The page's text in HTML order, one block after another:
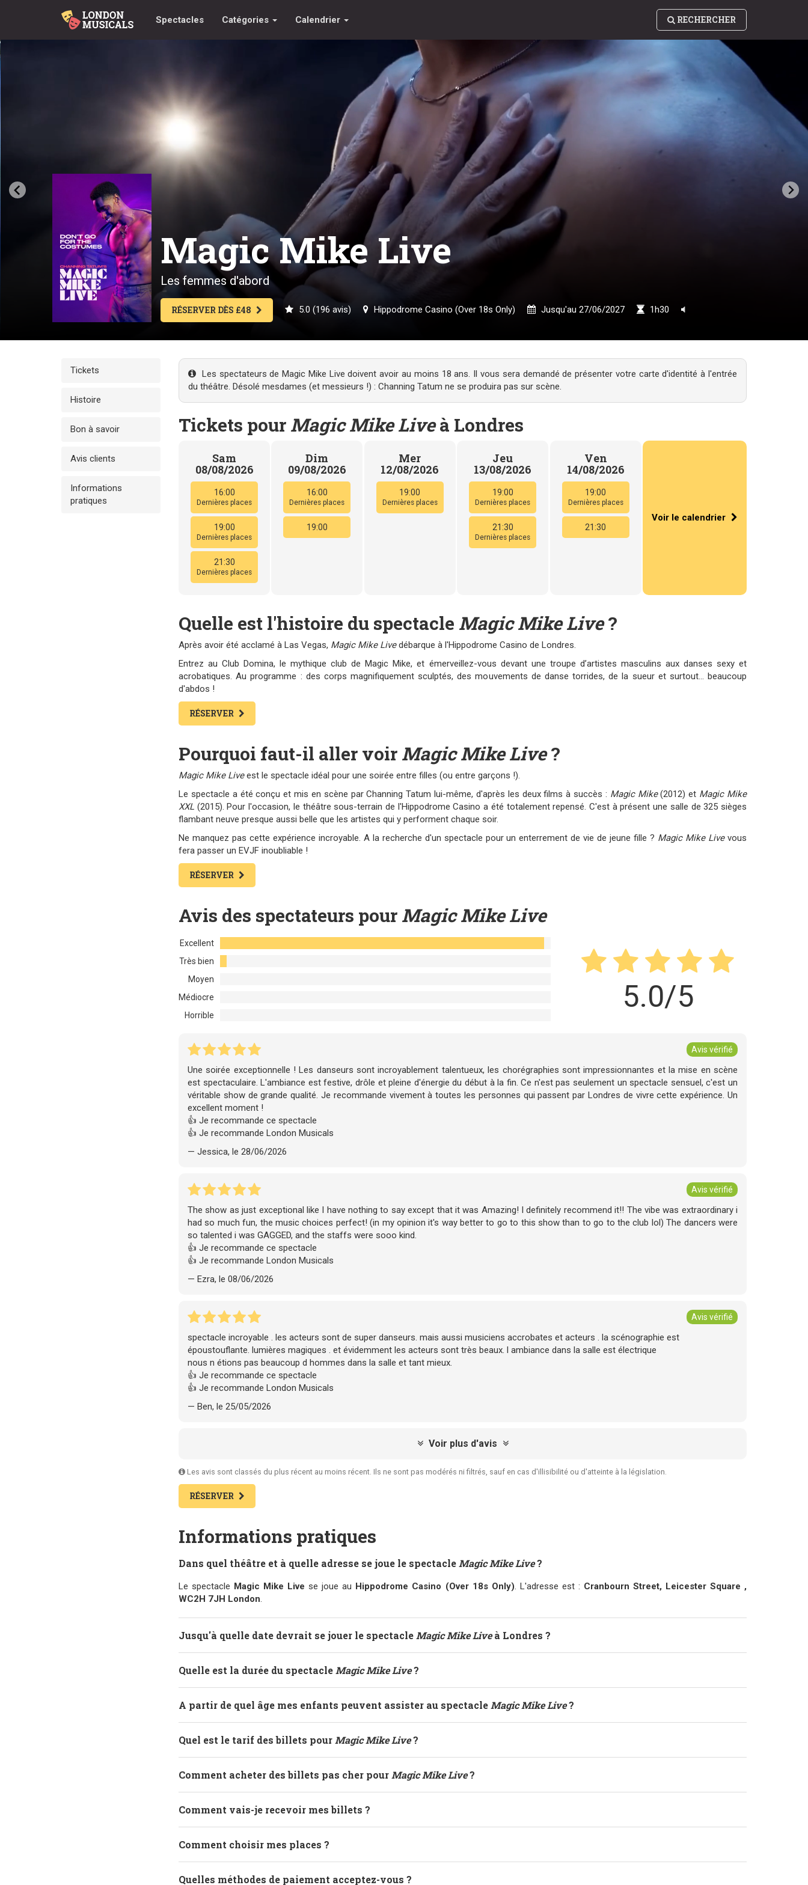
Spectacles Catégories Calendrier RECHERCHER
Magic Mike Live
Les femmes d'abord
RÉSERVER DÈS £48 5.0 (196 avis) Hippodrome Casino (Over 18s Only) Jusqu'au 27/06/2027 1h30
Tickets
Histoire
Bon à savoir
Avis clients
Informations
pratiques
Les spectateurs de Magic Mike Live doivent avoir au moins 18 ans. Il vous sera demandé de présenter votre carte d'identité à l'entrée
du théâtre. Désolé mesdames (et messieurs !) : Channing Tatum ne se produira pas sur scène.
Tickets pour Magic Mike Liveà Londres
Sam
08/08/2026
16:00
Dernières places
19:00
Dernières places
21:30
Dernières places
Dim
09/08/2026
16:00
Dernières places
19:00
Mer
12/08/2026
19:00
Dernières places
Jeu
13/08/2026
19:00
Dernières places
21:30
Dernières places
Ven
14/08/2026
19:00
Dernières places
21:30
Voir le calendrier
Quelle est l'histoire du spectacle Magic Mike Live?
Après avoir été acclamé à Las Vegas, Magic Mike Livedébarque à l'Hippodrome Casino de Londres.
Entrez au Club Domina, le mythique club de Magic Mike, et émerveillez-vous devant une troupe d’artistes masculins aux danses sexy et
acrobatiques. Au programme : des corps magnifiquement sculptés, des mouvements de danse torrides, de la sueur et surtout... beaucoup
d'abdos !
RÉSERVER
Pourquoi faut-il aller voir Magic Mike Live?
Magic Mike Liveest le spectacle idéal pour une soirée entre filles (ou entre garçons !).
Le spectacle a été conçu et mis en scène par Channing Tatum lui-même, d'après les deux films à succès : Magic Mike(2012) et Magic Mike
XXL (2015). Pour l'occasion, le théâtre sous-terrain de l'Hippodrome Casino a été totalement repensé. C'est à présent une salle de 325 sièges
flambant neuve presque aussi belle que les artistes qui y performent chaque soir.
Ne manquez pas cette expérience incroyable. A la recherche d'un spectacle pour un enterrement de vie de jeune fille ? Magic Mike Livevous
fera passer un EVJF inoubliable !
RÉSERVER
Avis des spectateurs pour Magic Mike Live
Excellent
Très bien
Moyen
Médiocre
Horrible
5.0/5
Avis vérifié
Une soirée exceptionnelle ! Les danseurs sont incroyablement talentueux, les chorégraphies sont impressionnantes et la mise en scène
est spectaculaire. L'ambiance est festive, drôle et pleine d'énergie du début à la fin. Ce n'est pas seulement un spectacle sensuel, c'est un
véritable show de grande qualité. Je recommande vivement à toutes les personnes qui passent par Londres de vivre cette expérience. Un
excellent moment !
👍 Je recommande ce spectacle
👍 Je recommande London Musicals
— Jessica, le 28/06/2026
Avis vérifié
The show as just exceptional like I have nothing to say except that it was Amazing! I definitely recommend it!! The vibe was extraordinary i
had so much fun, the music choices perfect! (in my opinion it's way better to go to this show than to go to the club lol) The dancers were
so talented i was GAGGED, and the staffs were sooo kind.
👍 Je recommande ce spectacle
👍 Je recommande London Musicals
— Ezra, le 08/06/2026
Avis vérifié
spectacle incroyable . les acteurs sont de super danseurs. mais aussi musiciens accrobates et acteurs . la scénographie est
époustouflante. lumières magiques . et évidemment les acteurs sont très beaux. l ambiance dans la salle est électrique
nous n étions pas beaucoup d hommes dans la salle et tant mieux.
👍 Je recommande ce spectacle
👍 Je recommande London Musicals
— Ben, le 25/05/2026
Voir plus d'avis
Les avis sont classés du plus récent au moins récent. Ils ne sont pas modérés ni filtrés, sauf en cas d'illisibilité ou d'atteinte à la législation.
RÉSERVER
Informations pratiques
Dans quel théâtre et à quelle adresse se joue le spectacle Magic Mike Live?
Le spectacle Magic Mike Live se joue au Hippodrome Casino (Over 18s Only). L'adresse est : Cranbourn Street, Leicester Square ,
WC2H 7JH London.
Jusqu'à quelle date devrait se jouer le spectacle Magic Mike Liveà Londres ?
Quelle est la durée du spectacle Magic Mike Live?
A partir de quel âge mes enfants peuvent assister au spectacle Magic Mike Live?
Quel est le tarif des billets pour Magic Mike Live?
Comment acheter des billets pas cher pour Magic Mike Live?
Comment vais-je recevoir mes billets ?
Comment choisir mes places ?
Quelles méthodes de paiement acceptez-vous ?